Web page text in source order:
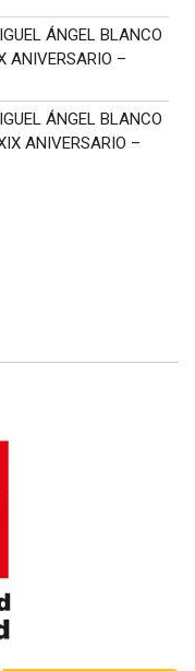
ÁNGEL BLANCO
ANIVERSARIO –
ÁNGEL BLANCO
ANIVERSARIO –